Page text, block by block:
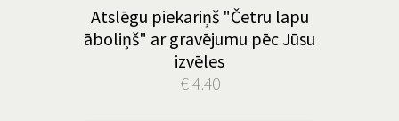
Atslēgu piekariņš "Četru lapu
āboliņš" ar gravējumu pēc Jūsu
izvēles
€ 4.40